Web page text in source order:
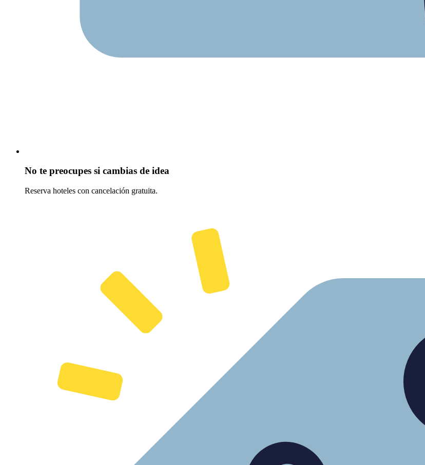
No te preocupes si cambias de idea
Reserva hoteles con cancelación gratuita.